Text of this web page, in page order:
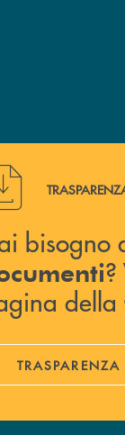
bisogno di
bisogno
della
TRASPARENZA